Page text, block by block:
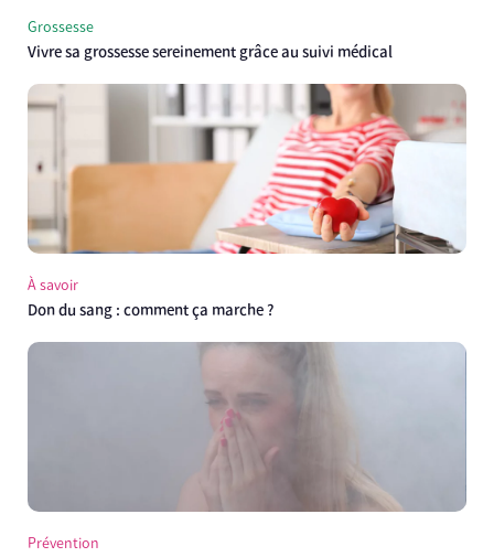
Grossesse
Vivre sa grossesse sereinement grâce au suivi médical
À savoir
Don du sang : comment ça marche ?
Prévention